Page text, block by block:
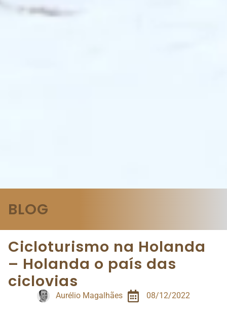
BLOG
Cicloturismo na Holanda
– Holanda o país das
ciclovias
Aurélio Magalhães 08/12/2022